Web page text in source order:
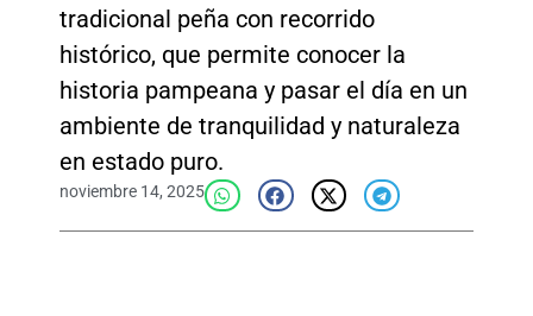
tradicional peña con recorrido
histórico, que permite conocer la
historia pampeana y pasar el día en un
ambiente de tranquilidad y naturaleza
en estado puro.
noviembre 14, 2025